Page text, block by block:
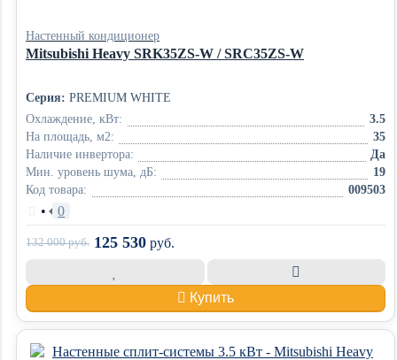
Настенный кондиционер
Mitsubishi Heavy SRK35ZS-W / SRC35ZS-W
Серия: PREMIUM WHITE
Охлаждение, кВт:
3.5
На площадь, м2:
35
Наличие инвертора:
Да
Мин. уровень шума, дБ:
19
Код товара:
009503
• 0
132 000руб. 125 530 руб.
Купить